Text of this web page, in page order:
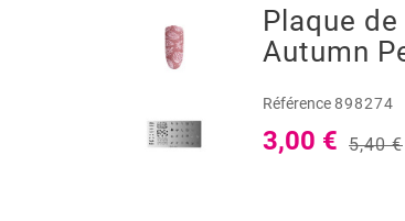
Plaque
Autumn
Référence898274
3,00 € 5,40 €